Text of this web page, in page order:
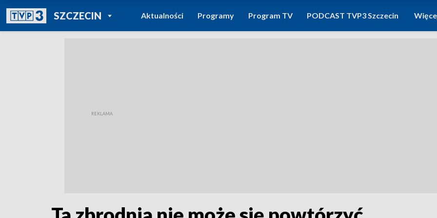
SZCZECINPOWRÓT DO
TVP REGIONY
Aktualności Programy Program TV PODCAST TVP3 Szczecin